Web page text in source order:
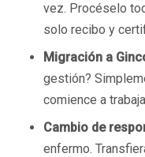
vez. Procéselo
solo recibo y
Migración a
gestión?
comience a
Cambio de
enfermo.